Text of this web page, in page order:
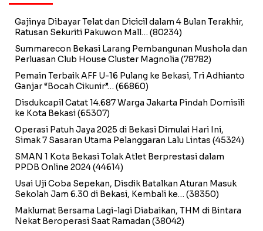
Gajinya Dibayar Telat dan Dicicil dalam 4 Bulan Terakhir,
Ratusan Sekuriti Pakuwon Mall… (80234)
Summarecon Bekasi Larang Pembangunan Mushola dan
Perluasan Club House Cluster Magnolia (78782)
Pemain Terbaik AFF U-16 Pulang ke Bekasi, Tri Adhianto
Ganjar “Bocah Cikunir”… (66860)
Disdukcapil Catat 14.687 Warga Jakarta Pindah Domisili
ke Kota Bekasi(65307)
Operasi Patuh Jaya 2025 di Bekasi Dimulai Hari Ini,
Simak 7 Sasaran Utama Pelanggaran Lalu Lintas (45324)
SMAN 1 Kota Bekasi Tolak Atlet Berprestasi dalam
PPDB Online 2024(44614)
Usai Uji Coba Sepekan, Disdik Batalkan Aturan Masuk
Sekolah Jam 6.30 di Bekasi, Kembali ke… (38350)
Maklumat Bersama Lagi-lagi Diabaikan, THM di Bintara
Nekat Beroperasi Saat Ramadan (38042)